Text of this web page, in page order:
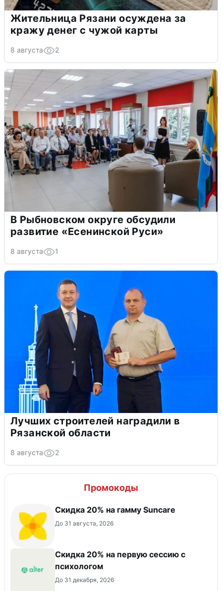
Жительница Рязани осуждена за
кражу денег с чужой карты
8 августа 2
В Рыбновском округе обсудили
развитие «Есенинской Руси»
8 августа 1
Лучших строителей наградили в
Рязанской области
8 августа 2
Промокоды
Скидка 20% на гамму Suncare
До 31 августа, 2026
Скидка 20% на первую сессию с
психологом
До 31 декабря, 2026